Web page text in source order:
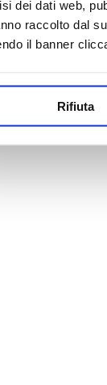
dei dati web,
raccolto dal
il banner
Rifiuta